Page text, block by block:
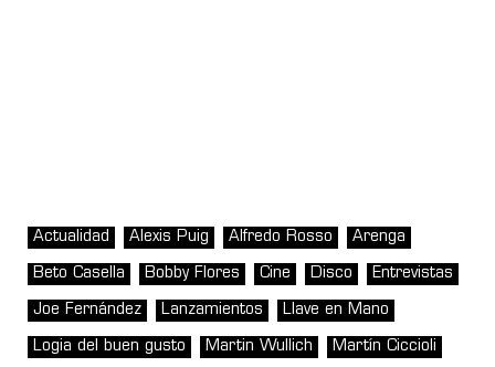
Actualidad Alexis Puig Alfredo Rosso Arenga
Beto Casella Bobby Flores Cine Disco Entrevistas
Joe Fernández Lanzamientos Llave en Mano
Logia del buen gusto Martin Wullich Martín Ciccioli